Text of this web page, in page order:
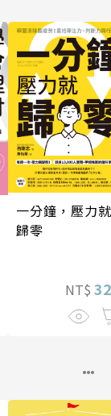
一分鐘，壓力就
歸零
NT$